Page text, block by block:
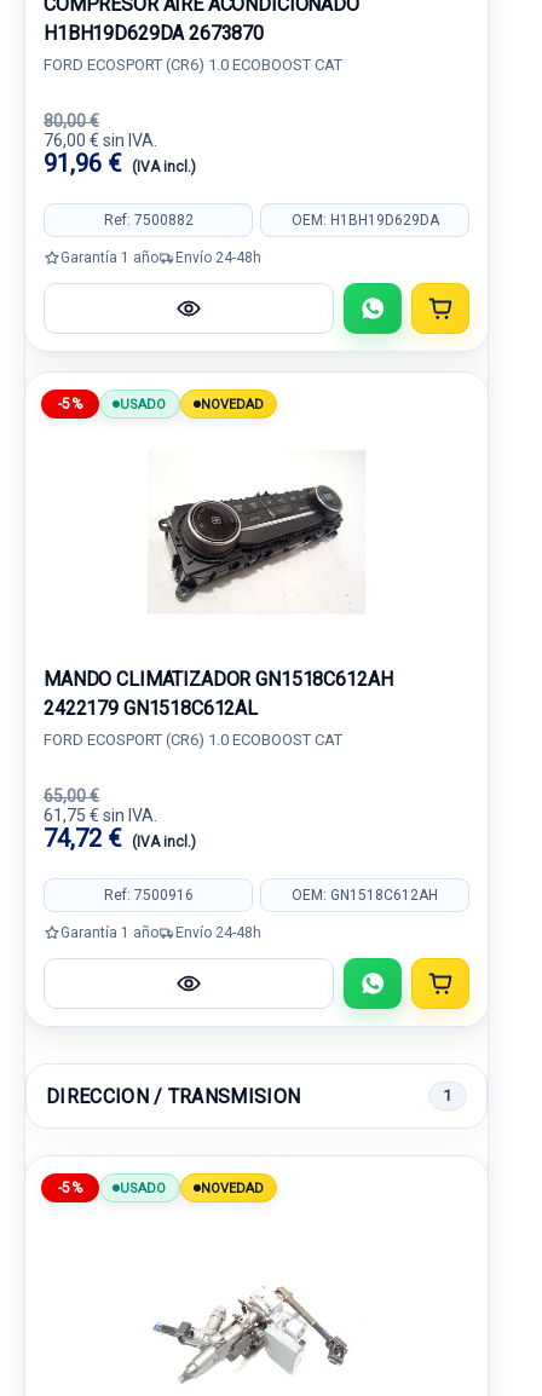
H1BH19D629DA 2673870
FORD ECOSPORT (CR6) 1.0 ECOBOOST CAT
80,00 €
76,00 € sin IVA.
91,96 € (IVA incl.)
Ref: 7500882 OEM: H1BH19D629DA
Garantía 1 año Envío 24-48h
-5% USADO NOVEDAD
MANDO CLIMATIZADOR GN1518C612AH
2422179 GN1518C612AL
FORD ECOSPORT (CR6) 1.0 ECOBOOST CAT
65,00 €
61,75 € sin IVA.
74,72 € (IVA incl.)
Ref: 7500916 OEM: GN1518C612AH
Garantía 1 año Envío 24-48h
DIRECCION / TRANSMISION 1
-5% USADO NOVEDAD